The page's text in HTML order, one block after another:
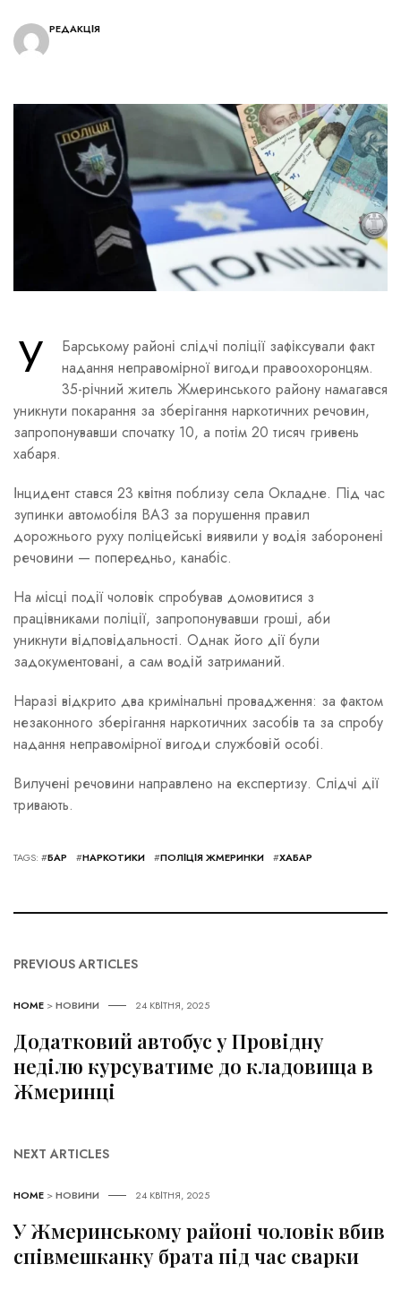
РЕДАКЦІЯ
У
Барському районі слідчі поліції зафіксували факт
надання неправомірної вигоди правоохоронцям.
35-річний житель Жмеринського району намагався
уникнути покарання за зберігання наркотичних речовин,
запропонувавши спочатку 10, а потім 20 тисяч гривень
хабаря.
Інцидент стався 23 квітня поблизу села Окладне. Під час
зупинки автомобіля ВАЗ за порушення правил
дорожнього руху поліцейські виявили у водія заборонені
речовини — попередньо, канабіс.
На місці події чоловік спробував домовитися з
працівниками поліції, запропонувавши гроші, аби
уникнути відповідальності. Однак його дії були
задокументовані, а сам водій затриманий.
Наразі відкрито два кримінальні провадження: за фактом
незаконного зберігання наркотичних засобів та за спробу
надання неправомірної вигоди службовій особі.
Вилучені речовини направлено на експертизу. Слідчі дії
тривають.
TAGS: #БАР #НАРКОТИКИ #ПОЛІЦІЯ ЖМЕРИНКИ #ХАБАР
PREVIOUS ARTICLES
HOME >НОВИНИ 24 КВІТНЯ, 2025
Додатковий автобус у Провідну
неділю курсуватиме до кладовища в
Жмеринці
NEXT ARTICLES
HOME >НОВИНИ 24 КВІТНЯ, 2025
У Жмеринському районі чоловік вбив
співмешканку брата під час сварки